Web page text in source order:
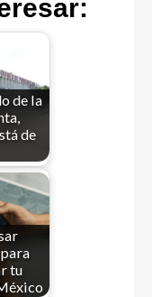
de la
de
tu